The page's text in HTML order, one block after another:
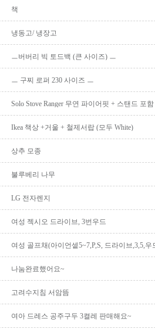
책
냉동고/ 냉장고
ㅡ버버리 빅 토드백 (큰 사이즈) ㅡ
ㅡ 구찌 로퍼 230 사이즈 ㅡ
Solo Stove Ranger 무연 파이어핏 + 스탠드 포
Ikea 책상 +거울 + 철제서랍 (모두 White)
상추 모종
불루베리 나무
LG 전자렌지
여성 젝시오 드라이브, 3번우드
여성 골프채(아이언셑5~7,P,S, 드라이브,3,5,우
나눔완료했어요~
고려수지침 서암뜸
여아 드레스 공주구두 3켤레 판매해요~